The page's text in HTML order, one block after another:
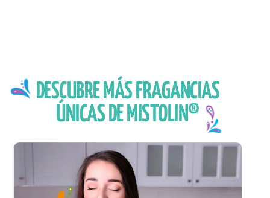
DESCUBRE MÁS FRAGANCIAS
ÚNICAS DE MISTOLIN®